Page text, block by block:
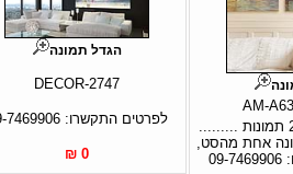
AM-
............ סט של 2 תמונות .........
אחת מהסט,
הגדל תמונה
DECOR-2747
לפרטים התקשרו: 09-7469906
0 ₪